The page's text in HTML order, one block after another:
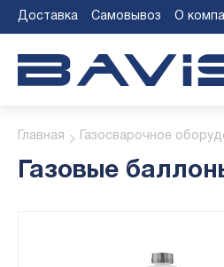
Доставка Самовывоз О
Газовые
Главная Газосварочное